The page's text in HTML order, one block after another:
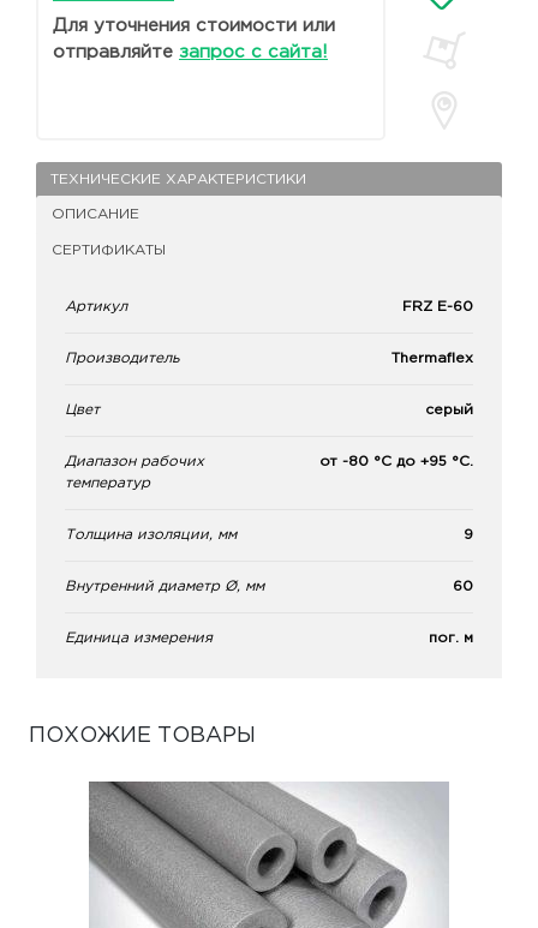
Для уточнения стоимости или
отправляйте запрос с сайта!
ТЕХНИЧЕСКИЕ ХАРАКТЕРИСТИКИ
ОПИСАНИЕ
СЕРТИФИКАТЫ
Артикул FRZ Е-60
Производитель Thermaflex
Цвет серый
Диапазон рабочих
температур
от -80 °С до +95 °С.
Толщина изоляции, мм 9
Внутренний диаметр Ø, мм 60
Единица измерения пог. м
ПОХОЖИЕ ТОВАРЫ